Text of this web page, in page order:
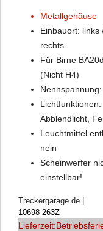
Metallgehäuse
Einbauort: links
rechts
Für Birne BA20d
(Nicht H4)
Lichtfunktionen:
Abblendlicht,
Leuchtmittel
nein
Scheinwerfer
einstellbar!
Treckergarage.de
10698 263Z
Lieferzeit: